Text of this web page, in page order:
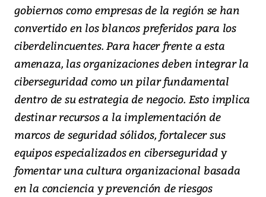
gobiernos como empresas de la región se han
convertido en los blancos preferidos para los
ciberdelincuentes. Para hacer frente a esta
amenaza, las organizaciones deben integrar la
ciberseguridad como un pilar fundamental
dentro de su estrategia de negocio. Esto implica
destinar recursos a la implementación de
marcos de seguridad sólidos, fortalecer sus
equipos especializados en ciberseguridad y
fomentar una cultura organizacional basada
en la conciencia y prevención de riesgos